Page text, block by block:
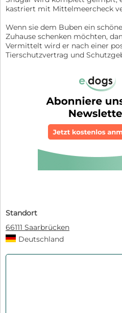
kastriert mit Mittelmeercheck
Wenn sie dem Buben ein
Zuhause schenken möchten,
Vermittelt wird er nach einer
Tierschutzvertrag und
Standort
66111 Saarbrücken
Deutschland